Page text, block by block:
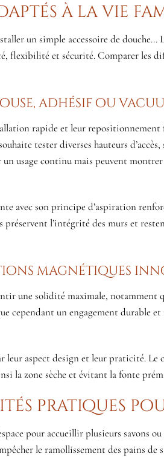
à la vie
un simple accessoire de douche…
flexibilité et sécurité. Comparer les
adhésif ou
rapide et leur
tester diverses hauteurs d’accès,
usage continu mais peuvent
avec son principe d’aspiration
l’intégrité des murs et
magnétiques
une solidité maximale, notamment
cependant un engagement durable et
leur aspect design et leur praticité. Le
la zone sèche et évitant la fonte
pratiques
pour accueillir plusieurs savons ou
le ramollissement des pains de